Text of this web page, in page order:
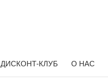
ДИСКОНТ-КЛУБ О НАС